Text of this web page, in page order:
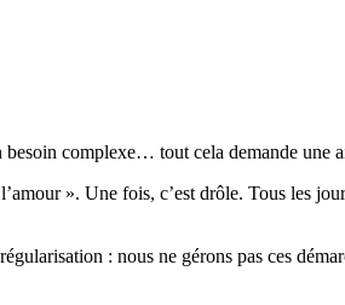
complexe… tout cela demande une
». Une fois, c’est drôle. Tous les
: nous ne gérons pas ces